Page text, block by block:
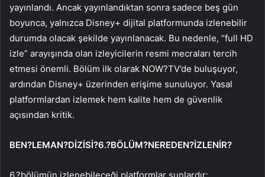
yayınlandı. Ancak yayınlandıktan sonra sadece beş gün
boyunca, yalnızca Disney+ dijital platformunda izlenebilir
durumda olacak şekilde yayınlanacak. Bu nedenle, “full HD
izle” arayışında olan izleyicilerin resmi mecraları tercih
etmesi önemli. Bölüm ilk olarak NOW?TV’de buluşuyor,
ardından Disney+ üzerinden erişime sunuluyor. Yasal
platformlardan izlemek hem kalite hem de güvenlik
açısından kritik.
BEN?LEMAN?DİZİSİ?6.?BÖLÜM?NEREDEN?İZLENİR?